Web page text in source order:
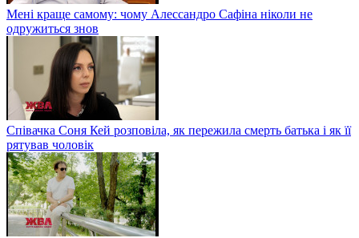
Мені краще самому: чому Алессандро Сафіна ніколи не
одружиться знов
Співачка Соня Кей розповіла, як пережила смерть батька і як її
рятував чоловік